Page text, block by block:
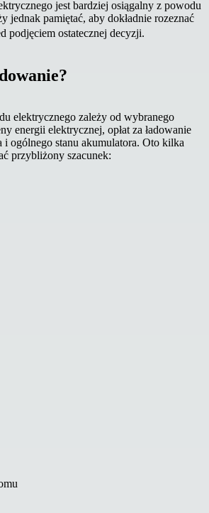
jest bardziej osiągalny z powodu
jednak pamiętać, aby dokładnie rozeznać
podjęciem ostatecznej decyzji.
elektrycznego zależy od wybranego
energii elektrycznej, opłat za ładowanie
i ogólnego stanu akumulatora. Oto kilka
przybliżony szacunek: